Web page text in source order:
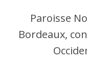
Paroisse
Bordeaux,